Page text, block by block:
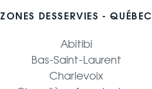
ZONES DESSERVIES - QUÉBEC
Abitibi
Bas-Saint-Laurent
Charlevoix